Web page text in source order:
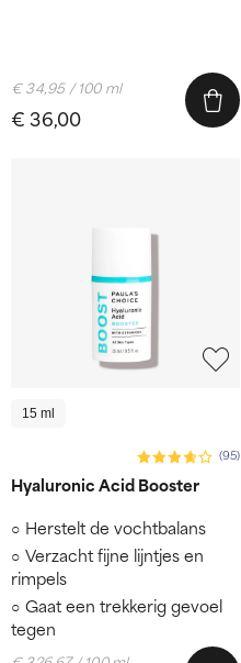
€ 36,00
€ 34,95 / 100 ml
15 ml
(95)
Hyaluronic Acid Booster
Herstelt de vochtbalans
Verzacht fijne lijntjes en
rimpels
Gaat een trekkerig gevoel
tegen